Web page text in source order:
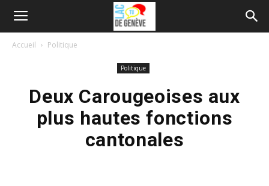
Accueil Politique
Politique
Deux Carougeoises aux
plus hautes fonctions
cantonales